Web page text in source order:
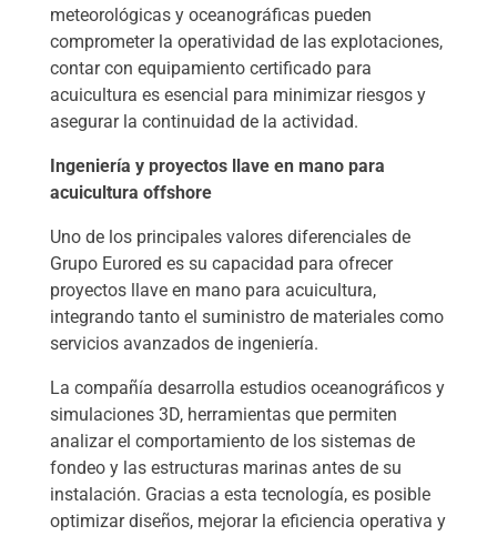
meteorológicas y oceanográficas pueden
comprometer la operatividad de las explotaciones,
contar con equipamiento certificado para
acuicultura es esencial para minimizar riesgos y
asegurar la continuidad de la actividad.
Ingeniería y proyectos llave en mano para
acuicultura offshore
Uno de los principales valores diferenciales de
Grupo Eurored es su capacidad para ofrecer
proyectos llave en mano para acuicultura,
integrando tanto el suministro de materiales como
servicios avanzados de ingeniería.
La compañía desarrolla estudios oceanográficos y
simulaciones 3D, herramientas que permiten
analizar el comportamiento de los sistemas de
fondeo y las estructuras marinas antes de su
instalación. Gracias a esta tecnología, es posible
optimizar diseños, mejorar la eficiencia operativa y